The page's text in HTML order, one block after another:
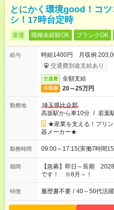
とにかく環境good！コ
シ！17時台定時
派遣 職種未経験OK ブランクOK
給与
時給1400円 月収例
交通費別途支給あり
交通費 全額支給
月収例 20～25万円
勤務地
埼玉県比企郡
高坂駅から車10分 / 若葉
★産業を支える！プリ
器メーカー★
勤務時間 09:00～17:15(実働7時間
期間
【急募】即日～長期
です！ ※8月～！
特徴 履歴書不要 / 40～50代活